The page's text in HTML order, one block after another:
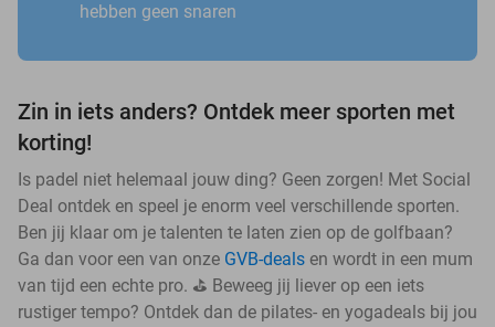
hebben geen snaren
Zin in iets anders? Ontdek meer sporten met
korting!
Is padel niet helemaal jouw ding? Geen zorgen! Met Social
Deal ontdek en speel je enorm veel verschillende sporten.
Ben jij klaar om je talenten te laten zien op de golfbaan?
Ga dan voor een van onze GVB-deals en wordt in een mum
van tijd een echte pro. ⛳ Beweeg jij liever op een iets
rustiger tempo? Ontdek dan de pilates- en yogadeals bij jou